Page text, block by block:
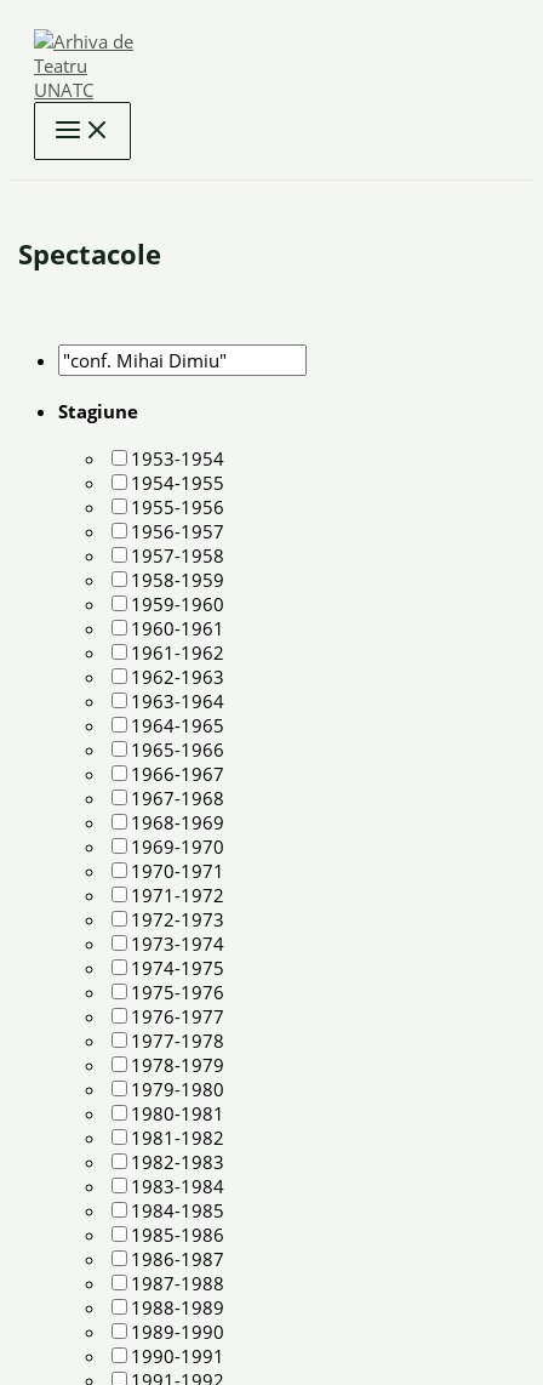
content
Spectacole
Stagiune
1953-1954
1954-1955
1955-1956
1956-1957
1957-1958
1958-1959
1959-1960
1960-1961
1961-1962
1962-1963
1963-1964
1964-1965
1965-1966
1966-1967
1967-1968
1968-1969
1969-1970
1970-1971
1971-1972
1972-1973
1973-1974
1974-1975
1975-1976
1976-1977
1977-1978
1978-1979
1979-1980
1980-1981
1981-1982
1982-1983
1983-1984
1984-1985
1985-1986
1986-1987
1987-1988
1988-1989
1989-1990
1990-1991